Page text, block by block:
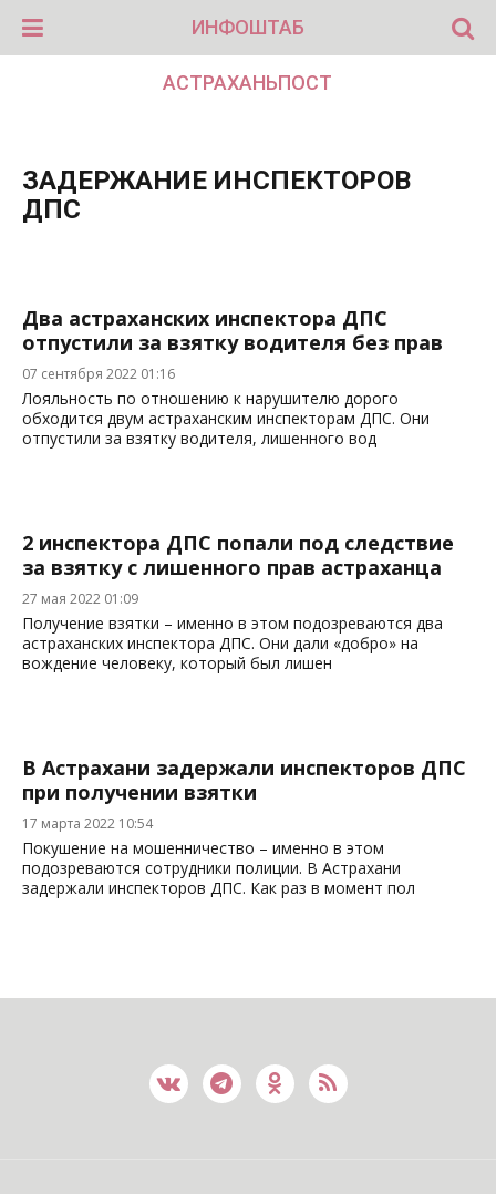
ИНФОШТАБ
АСТРАХАНЬПОСТ
ЗАДЕРЖАНИЕ ИНСПЕКТОРОВ
ДПС
Два астраханских инспектора ДПС
отпустили за взятку водителя без прав
07 сентября 2022 01:16
Лояльность по отношению к нарушителю дорого
обходится двум астраханским инспекторам ДПС. Они
отпустили за взятку водителя, лишенного вод
2 инспектора ДПС попали под следствие
за взятку с лишенного прав астраханца
27 мая 2022 01:09
Получение взятки – именно в этом подозреваются два
астраханских инспектора ДПС. Они дали «добро» на
вождение человеку, который был лишен
В Астрахани задержали инспекторов ДПС
при получении взятки
17 марта 2022 10:54
Покушение на мошенничество – именно в этом
подозреваются сотрудники полиции. В Астрахани
задержали инспекторов ДПС. Как раз в момент пол